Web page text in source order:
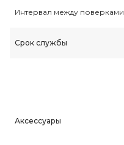
Интервал между поверками
Срок службы
Аксессуары